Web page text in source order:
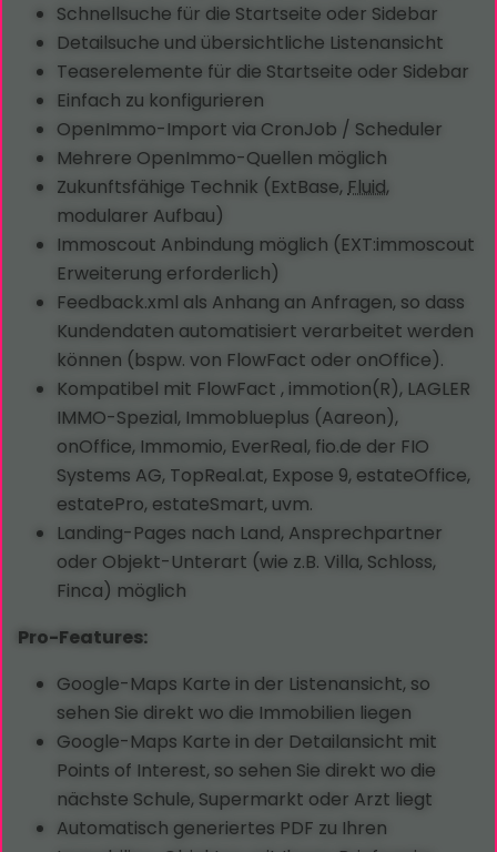
Schnellsuche für die Startseite oder Sidebar
Detailsuche und übersichtliche Listenansicht
Teaserelemente für die Startseite oder Sidebar
Einfach zu konfigurieren
OpenImmo-Import via CronJob / Scheduler
Mehrere OpenImmo-Quellen möglich
Zukunftsfähige Technik (ExtBase,Fluid,
modularer Aufbau)
Immoscout Anbindung möglich (EXT:immoscout
Erweiterung erforderlich)
Feedback.xml als Anhang an Anfragen, so dass
Kundendaten automatisiert verarbeitet werden
können (bspw. von FlowFact oder onOffice).
Kompatibel mit FlowFact , immotion(R), LAGLER
IMMO-Spezial, Immoblueplus (Aareon),
onOffice, Immomio, EverReal, fio.de der FIO
Systems AG, TopReal.at, Expose 9, estateOffice,
estatePro, estateSmart, uvm.
Landing-Pages nach Land, Ansprechpartner
oder Objekt-Unterart (wie z.B. Villa, Schloss,
Finca) möglich
Pro-Features:
Google-Maps Karte in der Listenansicht, so
sehen Sie direkt wo die Immobilien liegen
Google-Maps Karte in der Detailansicht mit
Points of Interest, so sehen Sie direkt wo die
nächste Schule, Supermarkt oder Arzt liegt
Automatisch generiertes PDF zu Ihren